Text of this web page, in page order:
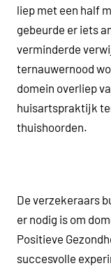
liep met een half
gebeurde er iets
verminderde
ternauwernood
domein overliep
huisartspraktijk
thuishoorden.
De verzekeraars
er nodig is om
Positieve
succesvolle